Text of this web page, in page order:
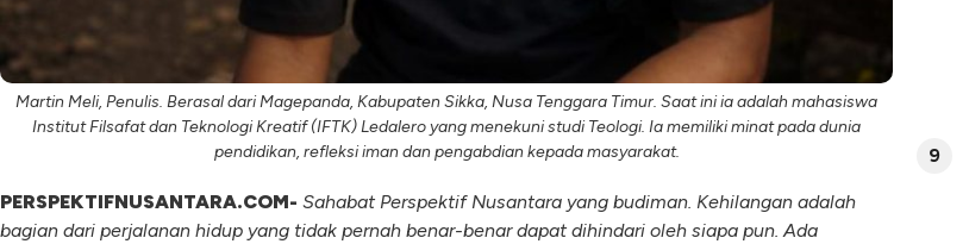
Martin Meli, Penulis. Berasal dari Magepanda, Kabupaten Sikka, Nusa Tenggara Timur. Saat ini ia adalah mahasiswa
Institut Filsafat dan Teknologi Kreatif (IFTK) Ledalero yang menekuni studi Teologi. Ia memiliki minat pada dunia
pendidikan, refleksi iman dan pengabdian kepada masyarakat.
PERSPEKTIFNUSANTARA.COM- Sahabat Perspektif Nusantara yang budiman. Kehilangan adalah
bagian dari perjalanan hidup yang tidak pernah benar-benar dapat dihindari oleh siapa pun. Ada
9